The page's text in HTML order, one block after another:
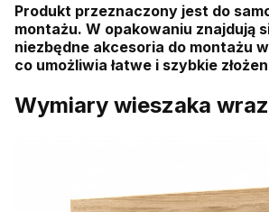
Produkt przeznaczony jest do
montażu. W opakowaniu znajdują
niezbędne akcesoria do montażu
co umożliwia łatwe i szybkie
Wymiary wieszaka wraz